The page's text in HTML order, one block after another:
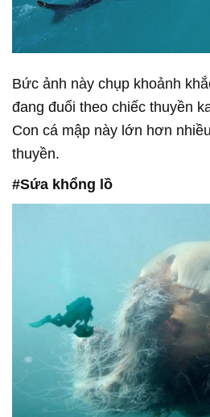
Bức ảnh này chụp khoảnh
đang đuổi theo chiếc thuyền
Con cá mập này lớn hơn
thuyền.
#Sứa khổng lồ